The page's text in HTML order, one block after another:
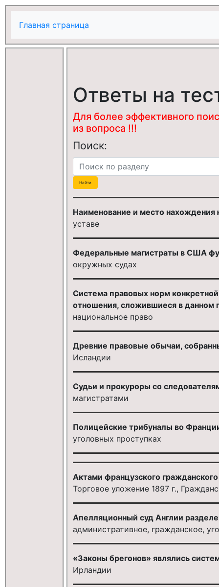
Главная страница
Ответы на
Для более эффективного
из вопроса !!!
Поиск:
Наименование и место нахождения
уставе
Федеральные магистраты в США
окружных судах
Система правовых норм
отношения, сложившиеся в данном
национальное право
Древние правовые обычаи,
Исландии
Судьи и прокуроры со
магистратами
Полицейские трибуналы во
уголовных проступках
Актами французского
Торговое уложение 1897 г.,
Апелляционный суд Англии
административное, гражданское,
«Законы брегонов» являлись
Ирландии